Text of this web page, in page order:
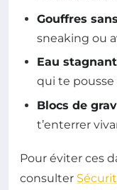
Gouffres
sneaking ou
Eau
qui te pousse
Blocs de
t’enterrer
Pour éviter ces
consulter